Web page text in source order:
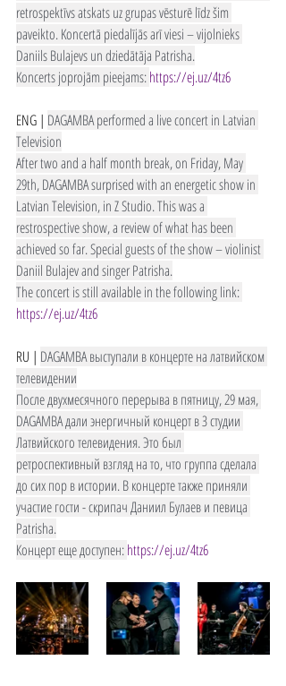
retrospektīvs atskats uz grupas vēsturē līdz šim
paveikto. Koncertā piedalījās arī viesi – vijolnieks
Daniils Bulajevs un dziedātāja Patrisha.
Koncerts joprojām pieejams: https://ej.uz/4tz6
ENG | DAGAMBA performed a live concert in Latvian
Television
After two and a half month break, on Friday, May
29th, DAGAMBA surprised with an energetic show in
Latvian Television, in Z Studio. This was a
restrospective show, a review of what has been
achieved so far. Special guests of the show – violinist
Daniil Bulajev and singer Patrisha.
The concert is still available in the following link:
https://ej.uz/4tz6
RU | DAGAMBA выступали в концерте на латвийском
телевидении
После двухмесячного перерыва в пятницу, 29 мая,
DAGAMBA дали энергичный концерт в З студии
Латвийского телевидения. Это был
ретроспективный взгляд на то, что группа сделала
до сих пор в истории. В концерте также приняли
участие гости - скрипач Даниил Булаев и певица
Patrisha.
Концерт еще доступен: https://ej.uz/4tz6